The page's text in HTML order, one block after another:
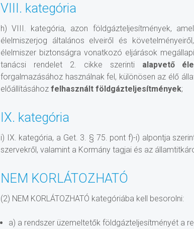
VIII. kategória
h) VIII. kategória, azon földgázteljesítmények,
élelmiszerjog általános elveiről és
élelmiszer biztonságra vonatkozó eljárások
tanácsi rendelet 2. cikke szerinti alapvető
forgalmazásához használnak fel, különösen az élő
előállításához felhasznált földgázteljesítmények;
IX. kategória
i) IX. kategória, a Get. 3. § 75. pont f)-i) alpontja
szervekről, valamint a Kormány tagjai és az
NEM KORLÁTOZHATÓ
(2) NEM KORLÁTOZHATÓ kategóriába kell besorolni:
a) a rendszer üzemeltetők földgázteljesítményét a